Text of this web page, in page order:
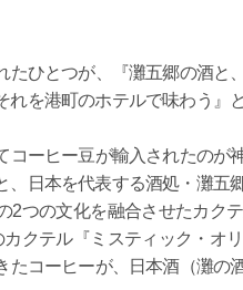
ひとつが、『灘五郷の酒と
れを港町のホテルで味わう』
ーヒー豆が輸入されたのが
、日本を代表する酒処・灘五
つの文化を融合させたカク
クテル『ミスティック・オ
たコーヒーが、日本酒（灘の